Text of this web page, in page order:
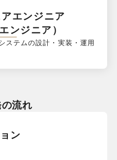
エンジニア
ンジニア）
ステムの設計・実装・運用
の流れ
ン